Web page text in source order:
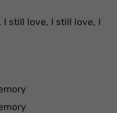
still love, I still love, I